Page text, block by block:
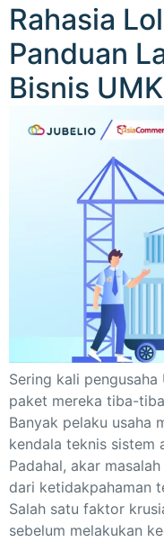
Rahasia
Panduan
Bisnis
Sering kali
paket mereka tiba-
Banyak pelaku usaha
kendala teknis sistem
Padahal, akar
dari ketidakpahaman
Salah satu faktor
sebelum melakukan